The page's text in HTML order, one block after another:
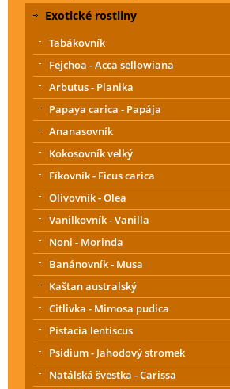
Exotické rostliny
Tabákovník
Fejchoa - Acca sellowiana
Arbutus - Planika
Papaya carica - Papája
Ananasovník
Kokosovník velký
Fíkovník - Ficus carica
Olivovník - Olea
Vanilkovník - Vanilla
Noni - Morinda
Banánovník - Musa
Kaštan australský
Citlivka - Mimosa pudica
Pistacia lentiscus
Psidium - Jahodový stromek
Natálská švestka - Carissa